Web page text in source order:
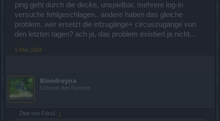
ping geht durch die decke, unspielbar, mehrere log-in
versuche fehlgeschlagen.. andere haben das gleiche
problem..wer ersetzt die infzugänge+ circuszugänge von
den letzten tagen? ach ja, das problem existiert ja nicht...
5 Mai 2024
Bloodreyna
Colonel des Forums
Zitat von Friru1: ↑